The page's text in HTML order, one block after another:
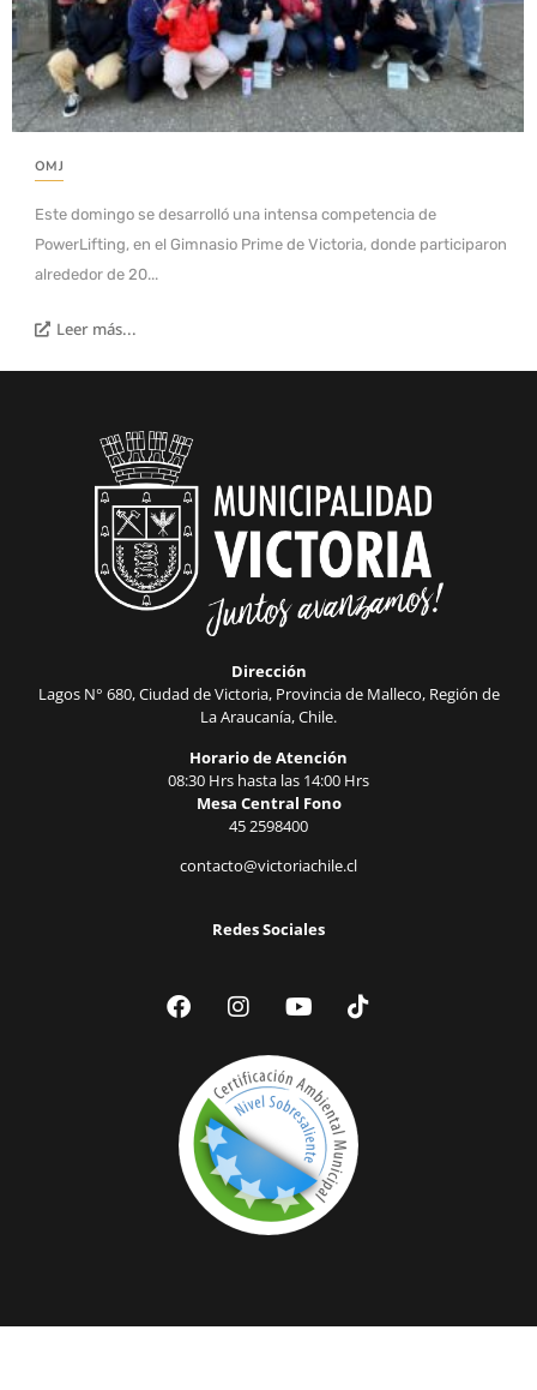
OMJ
Este domingo se desarrolló una intensa competencia de
PowerLifting, en el Gimnasio Prime de Victoria, donde participaron
alrededor de 20...
Leer más...
Dirección
Lagos N° 680, Ciudad de Victoria, Provincia de Malleco, Región de
La Araucanía, Chile.
Horario de Atención
08:30 Hrs hasta las 14:00 Hrs
Mesa Central Fono
45 2598400
contacto@victoriachile.cl
Redes Sociales